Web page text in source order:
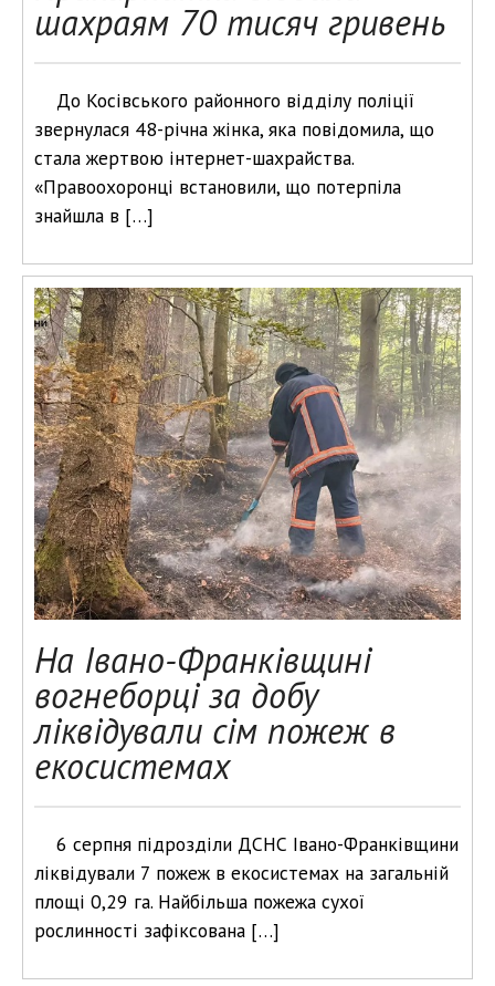
шахраям 70 тисяч гривень
До Косівського районного відділу поліції
звернулася 48-річна жінка, яка повідомила, що
стала жертвою інтернет-шахрайства.
«Правоохоронці встановили, що потерпіла
знайшла в […]
На Івано-Франківщині
вогнеборці за добу
ліквідували сім пожеж в
екосистемах
6 серпня підрозділи ДСНС Івано-Франківщини
ліквідували 7 пожеж в екосистемах на загальній
площі 0,29 га. Найбільша пожежа сухої
рослинності зафіксована […]